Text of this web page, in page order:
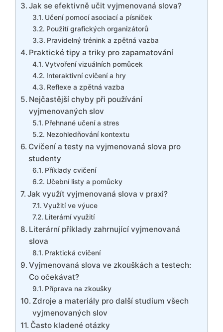
Jak se efektivně učit vyjmenovaná slova?
Učení pomocí asociací a písniček
Použití grafických organizátorů
Pravidelný trénink a zpětná vazba
Praktické tipy a triky pro zapamatování
Vytvoření vizuálních pomůcek
Interaktivní cvičení a hry
Reflexe a zpětná vazba
Nejčastější chyby při používání
vyjmenovaných slov
Přehnané učení a stres
Nezohledňování kontextu
Cvičení a testy na vyjmenovaná slova pro
studenty
Příklady cvičení
Učební listy a pomůcky
Jak využít vyjmenovaná slova v praxi?
Využití ve výuce
Literární využití
Literární příklady zahrnující vyjmenovaná
slova
Praktická cvičení
Vyjmenovaná slova ve zkouškách a testech:
Co očekávat?
Příprava na zkoušky
Zdroje a materiály pro další studium všech
vyjmenovaných slov
Často kladené otázky